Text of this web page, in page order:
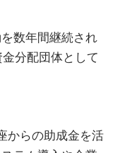
数年間継続され
分配団体として
からの助成金を活